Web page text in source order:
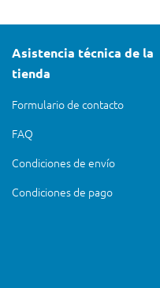
Asistencia técnica de la
tienda
Formulario de contacto
FAQ
Condiciones de envío
Condiciones de pago